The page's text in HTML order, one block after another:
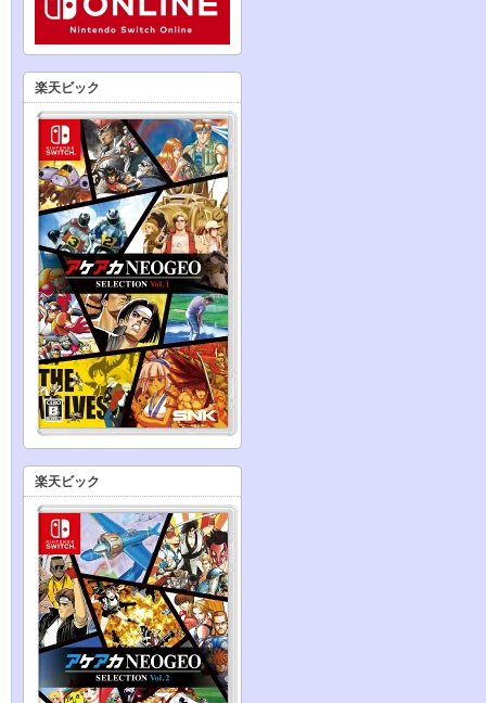
楽天ビック
楽天ビック